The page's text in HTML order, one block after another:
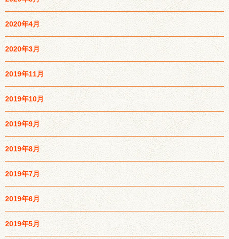
2020年4月
2020年3月
2019年11月
2019年10月
2019年9月
2019年8月
2019年7月
2019年6月
2019年5月